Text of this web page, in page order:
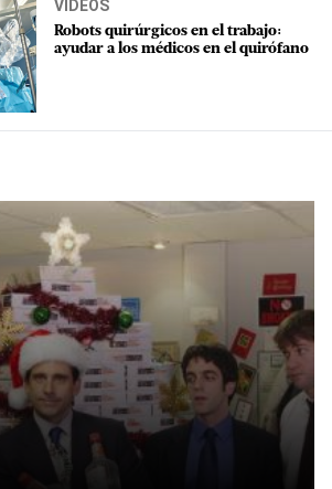
VIDEOS
Robots quirúrgicos en el trabajo:
ayudar a los médicos en el quirófano